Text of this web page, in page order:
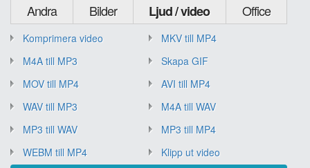
Andra Bilder Ljud / video Office
Komprimera video
MKV till MP4
M4A till MP3
Skapa GIF
MOV till MP4
AVI till MP4
WAV till MP3
M4A till WAV
MP3 till WAV
MP3 till MP4
WEBM till MP4
Klipp ut video